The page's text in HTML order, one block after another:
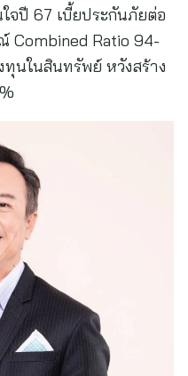
จปี 67 เบี้ยประกันภัยต่อ
Combined Ratio 94-
นในสินทรัพย์ หวังสร้าง